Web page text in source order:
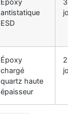
antistatique
ESD
Époxy
chargé
quartz haute
épaisseur